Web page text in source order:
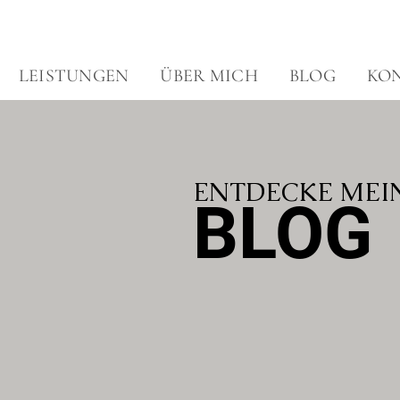
LEISTUNGEN ÜBER MICH BLOG
BLOG
ENTDECKE